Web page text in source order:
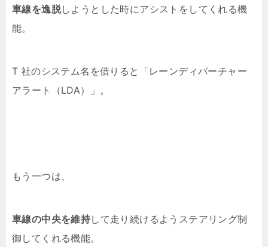
車線を逸脱しようとした時にアシストをしてくれる機
能。
T 社のシステム名を借りると「レーンディパーチャー
アラート（LDA）」。
もう一つは、
車線の中央を維持して走り続けるようステアリング制
御してくれる機能。